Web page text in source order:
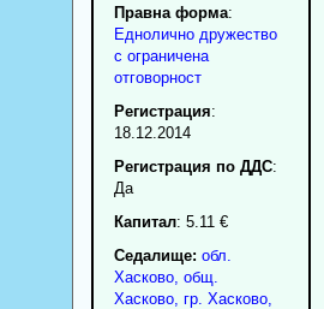
Правна форма:
Еднолично дружество
с ограничена
отговорност
Регистрация:
18.12.2014
Регистрация по ДДС:
Да
Капитал: 5.11 €
Седалище: обл.
Хасково, общ.
Хасково, гр. Хасково,